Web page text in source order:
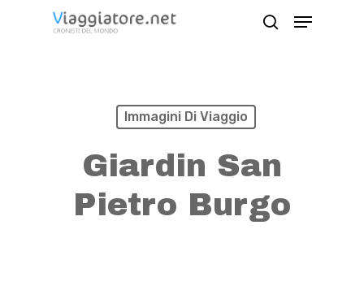
Menu
Immagini Di Viaggio
Giardin San
Pietro Burgo